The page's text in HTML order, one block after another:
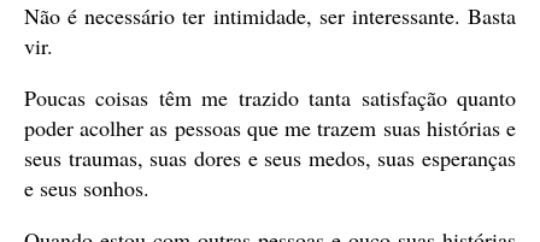
Não é necessário ter intimidade, ser interessante. Basta
vir.
Poucas coisas têm me trazido tanta satisfação quanto
poder acolher as pessoas que me trazem suas histórias e
seus traumas, suas dores e seus medos, suas esperanças
e seus sonhos.